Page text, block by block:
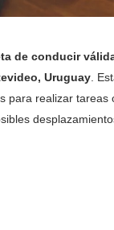
de conducir
Uruguay .
para realizar tareas